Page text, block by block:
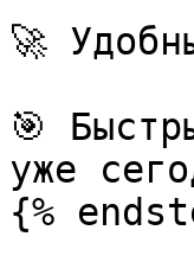
🚀
🎯
уже
{%